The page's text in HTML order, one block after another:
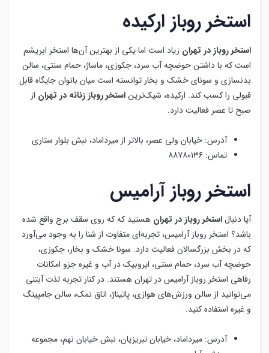
آدرس: خیابان ولی عصر، بالاتر از میرداماد، نبش بلوار ستاری
استخر روباز آرامیس
آیا دنبال استخر روباز در تهرانهستید که که روی سقف برج واقع شده
باشد؟ استخر روباز آرامیس، تجربه‌ای متفاوت از شنا را به وجود می‌آورد
که در بخش بزرگسالان فعالیت دارد. سونا خشک و بخار، جکوزی،
حوضچه آب سرد، حمام سنتی، ایروبیک در آب و غیره جزو امکانات
رفاهی استخر روباز آرامیس در تهران هستند. در کنار تجربه لذت آبتنی
می‌توانید از سالن ورزش‌های هوازی، پاتیناژ، اتاق نمک، سالن جامپینگ
و غیره استفاده کنید.
آدرس: میرداماد، خیابان تبریزیان، نبش خیابان نهم، مجموعه
ورزشی آرامیس
تماس: ۲۲۲۲۰۰۰۵
مطلب پیشنهادی:مرفه ترین استخر های غرب تهران
جمع بندی
استخر روباز در تهران ویژه بانوانو آقایان فرصتی برای تجربه شنا در